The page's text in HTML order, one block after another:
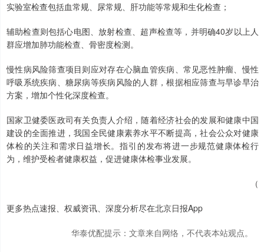
实验室检查包括血常规、尿常规、肝功能等常规和生化检查；
辅助检查则包括心电图、放射检查、超声检查等，并明确40岁以上人
群应增加肺功能检查、骨密度检测。
慢性病风险筛查项目则应对存在心脑血管疾病、常见恶性肿瘤、慢性
呼吸系统疾病、糖尿病等疾病风险的人群，根据相应筛查与早诊早治
方案，增加个性化深度检查。
国家卫健委医政司有关负责人介绍，随着经济社会的发展和健康中国
建设的全面推进，我国全民健康素养水平不断提高，社会公众对健康
体检的关注和需求日益增长。指引的发布将进一步规范健康体检行
为，维护受检者健康权益，促进健康体检事业发展。
（
更多热点速报、权威资讯、深度分析尽在北京日报App
华泰优配提示：文章来自网络，不代表本站观点。